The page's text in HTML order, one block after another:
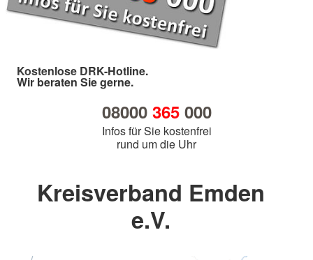
Kostenlose DRK-Hotline.
Wir beraten Sie gerne.
08000 365000
Infos für Sie kostenfrei
rund um die Uhr
Kreisverband Emden
e.V.